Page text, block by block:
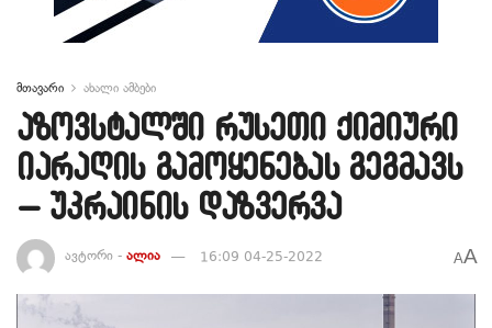
მთავარი ახალი ამბები
აზოვსტალში რუსეთი ქიმიური
იარაღის გამოყენებას გეგმავს
– უკრაინის დაზვერვა
ავტორი - ალია 16:09 04-25-2022 AA